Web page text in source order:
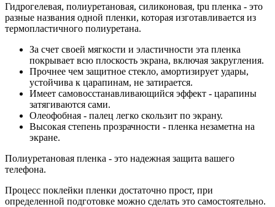
Гидрогелевая, полиуретановая, силиконовая, tpu пленка - это
разные названия одной пленки, которая изготавливается из
термопластичного полиуретана.
За счет своей мягкости и эластичности эта пленка
покрывает всю плоскость экрана, включая закругления.
Прочнее чем защитное стекло, амортизирует удары,
устойчива к царапинам, не затирается.
Имеет самовосстанавливающийся эффект - царапины
затягиваются сами.
Олеофобная - палец легко скользит по экрану.
Высокая степень прозрачности - пленка незаметна на
экране.
Полиуретановая пленка - это надежная защита вашего
телефона.
Процесс поклейки пленки достаточно прост, при
определенной подготовке можно сделать это самостоятельно.